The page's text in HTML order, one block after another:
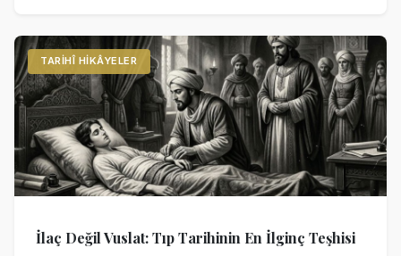
TARIHÎ HIKÂYELER
İlaç Değil Vuslat: Tıp Tarihinin En İlginç Teşhisi